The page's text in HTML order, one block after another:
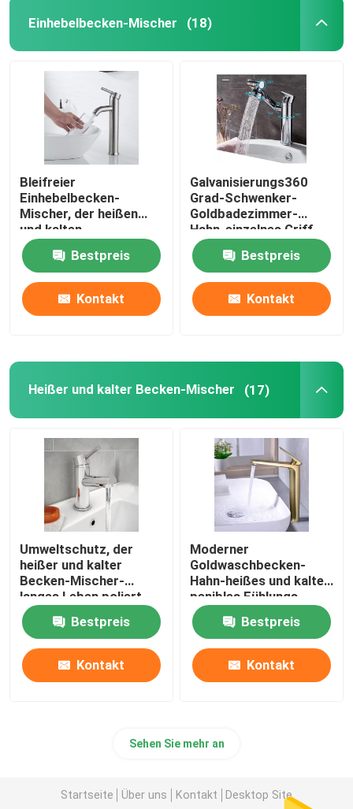
Einhebelbecken-Mischer (18)
Bleifreier
Einhebelbecken-
Mischer, der heißen
und kalten
Waschbecken-Hahn
galvanisiertBestpreis
Kontakt
Galvanisierungs360
Grad-Schwenker-
Goldbadezimmer-
Hahn-einzelnes Griff-
Wannen-Hahn-
Konservierungsmittel
Bestpreis
Kontakt
Heißer und kalter Becken-Mischer (17)
Umweltschutz, der
heißer und kalter
Becken-Mischer-
langes Leben poliert
Bestpreis
Kontakt
Moderner
Goldwaschbecken-
Hahn-heißes und kaltes
penibles Fühlungs-
sicheres bleifreies
Bestpreis
Kontakt
Sehen Sie mehr an
Startseite Über uns Kontakt Desktop Site